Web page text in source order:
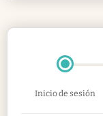
Inicio de sesión